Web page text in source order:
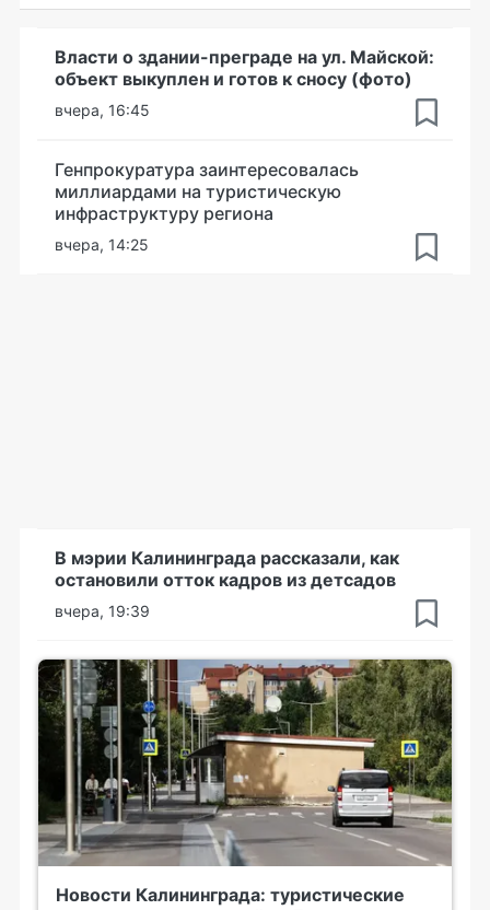
Власти о здании-преграде на ул. Майской:
объект выкуплен и готов к сносу (фото)
вчера, 16:45
Генпрокуратура заинтересовалась
миллиардами на туристическую
инфраструктуру региона
вчера, 14:25
В мэрии Калининграда рассказали, как
остановили отток кадров из детсадов
вчера, 19:39
Новости Калининграда: туристические